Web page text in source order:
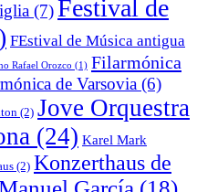
(7)Festival de
FEstival de Música antigua
Rafael Orozco (1) Filarmónica
de Varsovia (6)
(2) Jove Orquestra
(24) Karel Mark
(2) Konzerthaus de